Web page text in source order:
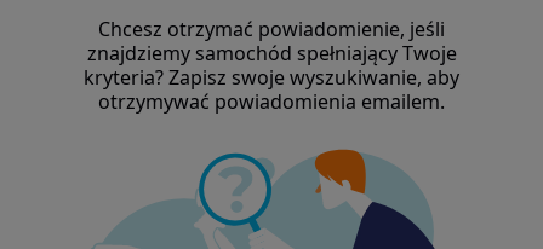
Chcesz otrzymać powiadomienie, jeśli
znajdziemy samochód spełniający Twoje
kryteria? Zapisz swoje wyszukiwanie, aby
otrzymywać powiadomienia emailem.